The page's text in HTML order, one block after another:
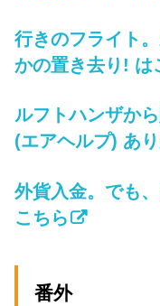
行きのフライト
かの置き去り! は
ルフトハンザか
(エアヘルプ) あ
外貨入金。でも
こちら
番外